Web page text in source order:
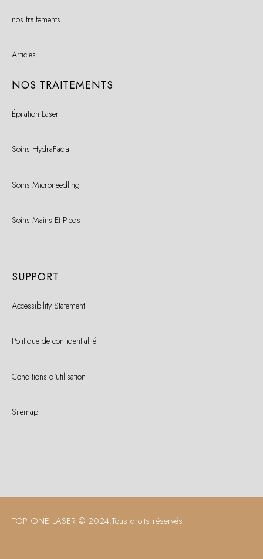
nos traitements
Articles
NOS TRAITEMENTS
Épilation Laser
Soins HydraFacial
Soins Microneedling
Soins Mains Et Pieds
SUPPORT
Accessibility Statement
Politique de confidentialité
Conditions d'utilisation
Sitemap
TOP ONE LASER © 2024.Tous droits réservés